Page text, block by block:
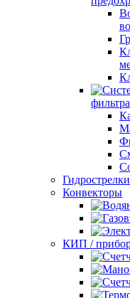
Конвекторы
КИП /